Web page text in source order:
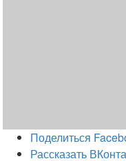
Поделиться
Рассказать